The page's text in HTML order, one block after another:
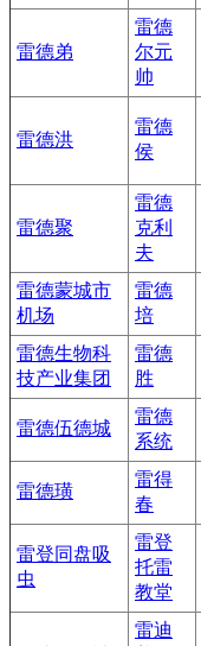
雷德弟
雷德
尔元
帅
雷德洪
雷德
侯
雷德聚
雷德
克利
夫
雷德蒙城市
机场
雷德
培
雷德生物科
技产业集团
雷德
胜
雷德伍德城
雷德
系统
雷德璜
雷得
春
雷登同盘吸
虫
雷登
托雷
教堂
雷迪